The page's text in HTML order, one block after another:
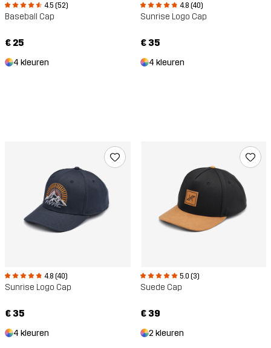
4.5 (52)
Baseball Cap
€ 25
4 kleuren
4.8 (40)
Sunrise Logo Cap
€ 35
4 kleuren
4.8 (40)
Sunrise Logo Cap
€ 35
4 kleuren
5.0 (3)
Suede Cap
€ 39
2 kleuren